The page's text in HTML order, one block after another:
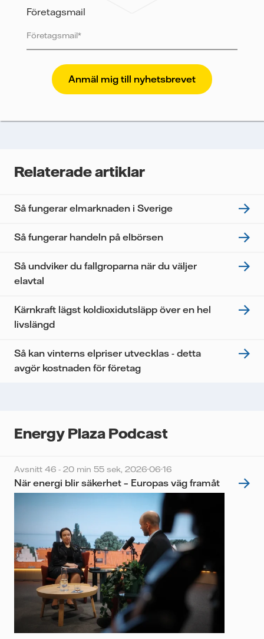
Företagsmail
Vattenfall skyddar och respekterar din integritet. För
att Vattenfalls storföretagsförsäljning ska kunna
skicka nyhetsbrevet till dig, behöver vi dina uppgifter.
analysera deras prestanda, inklusive
tredje part, och du kan när som helst återkalla ditt
personuppgifter.
Jag samtycker till att Vattenfall behandlar mina
nyhetsbrevet.*
Relaterade artiklar
Så fungerar elmarknaden i Sverige
Så fungerar handeln på elbörsen
Så undviker du fallgroparna när du väljer
elavtal
Kärnkraft lägst koldioxidutsläpp över en hel
livslängd
Så kan vinterns elpriser utvecklas - detta
avgör kostnaden för företag
Energy Plaza Podcast
Avsnitt 46 - 20 min 55 sek, 2026-06-16
När energi blir säkerhet – Europas väg framåt